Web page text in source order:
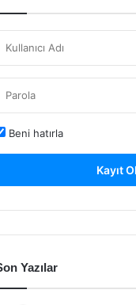
Beni hatırla
Kayıt Ol
Yazılar